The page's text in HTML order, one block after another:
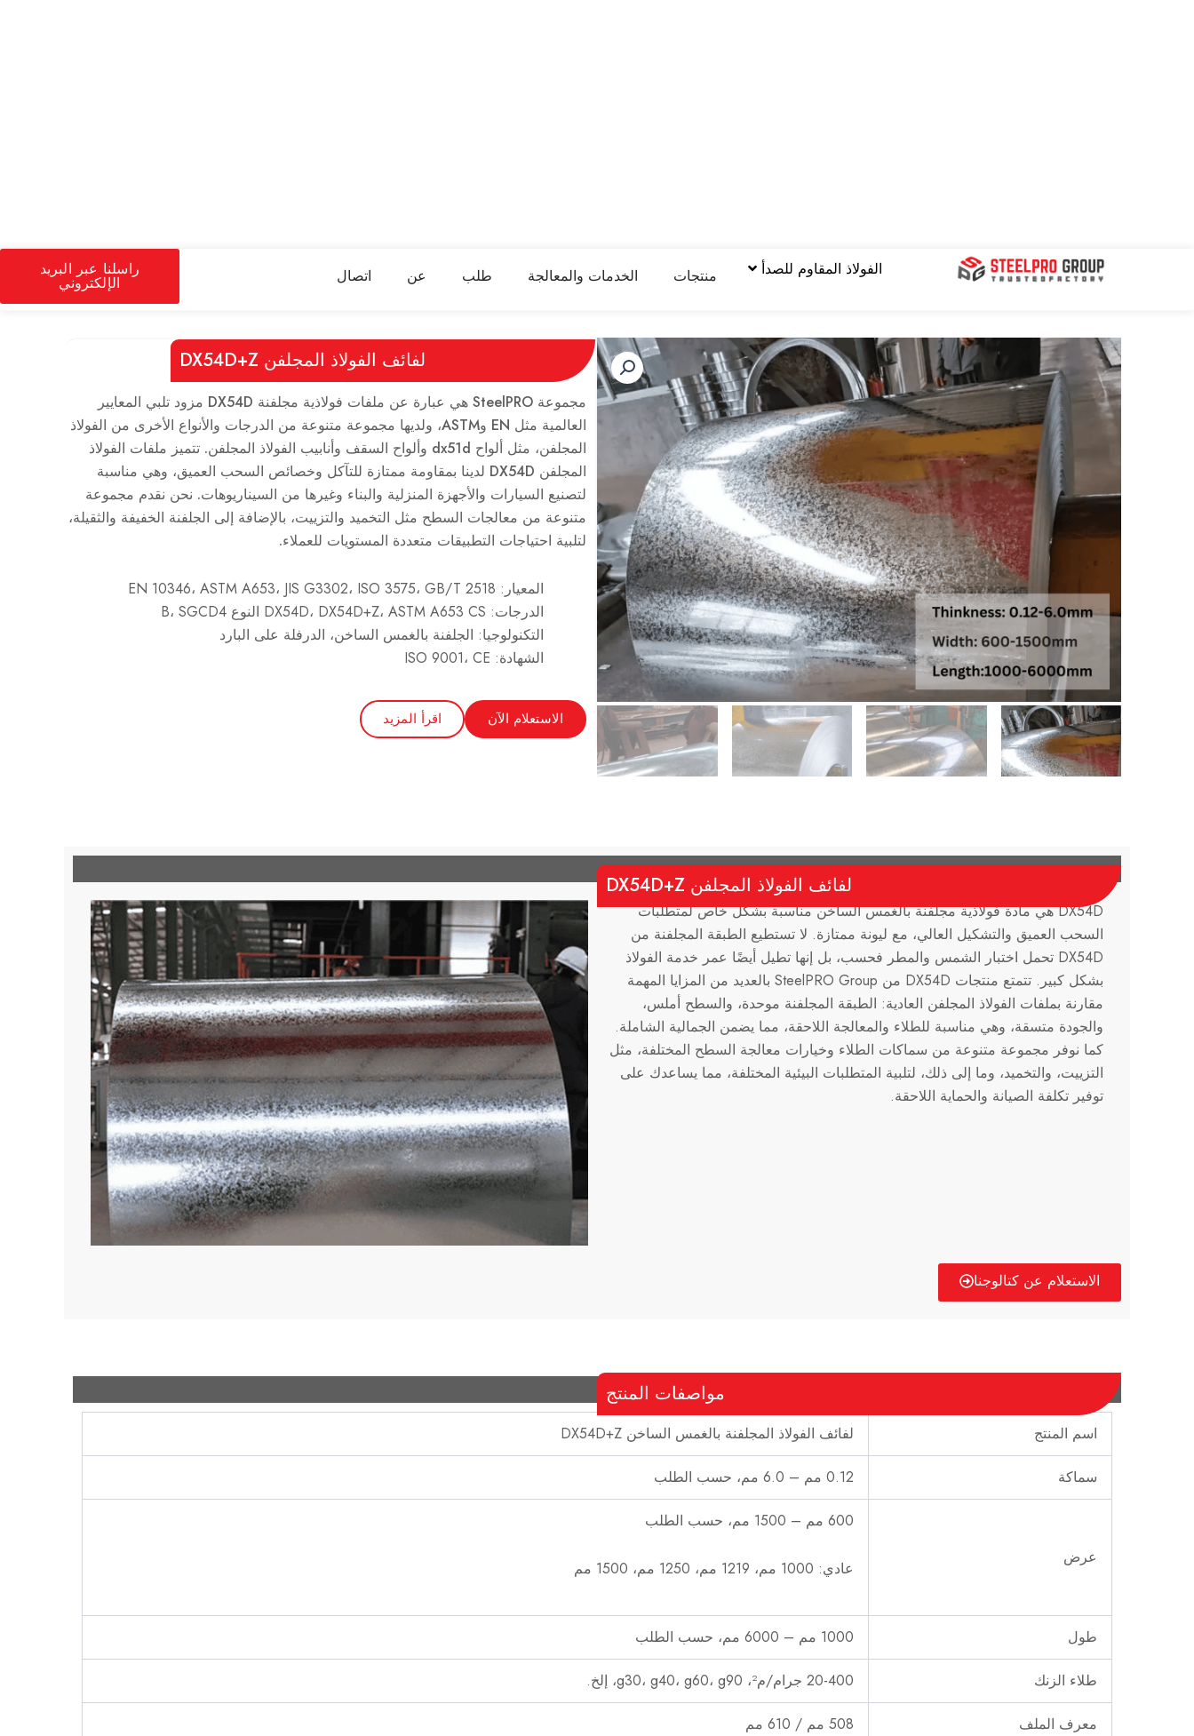
الفولاذ المقاوم للصدأ منتجات الخدمات والمعالجة طلب عن اتصال راسلنا عبر البريد
الإلكتروني
لفائف الفولاذ المجلفن DX54D+Z
مجموعة SteelPRO هي عبارة عن ملفات فولاذية مجلفنة DX54D مزود تلبي المعايير
العالمية مثل EN وASTM، ولديها مجموعة متنوعة من الدرجات والأنواع الأخرى من الفولاذ
المجلفن، مثل ألواح dx51d وألواح السقف وأنابيب الفولاذ المجلفن. تتميز ملفات الفولاذ
المجلفن DX54D لدينا بمقاومة ممتازة للتآكل وخصائص السحب العميق، وهي مناسبة
لتصنيع السيارات والأجهزة المنزلية والبناء وغيرها من السيناريوهات. نحن نقدم مجموعة
متنوعة من معالجات السطح مثل التخميد والتزييت، بالإضافة إلى الجلفنة الخفيفة والثقيلة،
لتلبية احتياجات التطبيقات متعددة المستويات للعملاء.
المعيار: EN 10346، ASTM A653، JIS G3302، ISO 3575، GB/T 2518
الدرجات: DX54D، DX54D+Z، ASTM A653 CS النوع B، SGCD4
التكنولوجيا: الجلفنة بالغمس الساخن، الدرفلة على البارد
الشهادة: ISO 9001، CE
الاستعلام الآن اقرأ المزيد
لفائف الفولاذ المجلفن DX54D+Z
DX54D هي مادة فولاذية مجلفنة بالغمس الساخن مناسبة بشكل خاص لمتطلبات
السحب العميق والتشكيل العالي، مع ليونة ممتازة. لا تستطيع الطبقة المجلفنة من
DX54D تحمل اختبار الشمس والمطر فحسب، بل إنها تطيل أيضًا عمر خدمة الفولاذ
بشكل كبير. تتمتع منتجات DX54D من SteelPRO Group بالعديد من المزايا المهمة
مقارنة بملفات الفولاذ المجلفن العادية: الطبقة المجلفنة موحدة، والسطح أملس،
والجودة متسقة، وهي مناسبة للطلاء والمعالجة اللاحقة، مما يضمن الجمالية الشاملة.
كما نوفر مجموعة متنوعة من سماكات الطلاء وخيارات معالجة السطح المختلفة، مثل
التزييت، والتخميد، وما إلى ذلك، لتلبية المتطلبات البيئية المختلفة، مما يساعدك على
توفير تكلفة الصيانة والحماية اللاحقة.
الاستعلام عن كتالوجنا
مواصفات المنتج
اسم المنتج لفائف الفولاذ المجلفنة بالغمس الساخن DX54D+Z
سماكة 0.12 مم – 6.0 مم، حسب الطلب
عرض
600 مم – 1500 مم، حسب الطلب
عادي: 1000 مم، 1219 مم، 1250 مم، 1500 مم
طول 1000 مم – 6000 مم، حسب الطلب
طلاء الزنك 20-400 جرام/م²، g30، g40، g60، g90، إلخ.
معرف الملف 508 مم / 610 مم